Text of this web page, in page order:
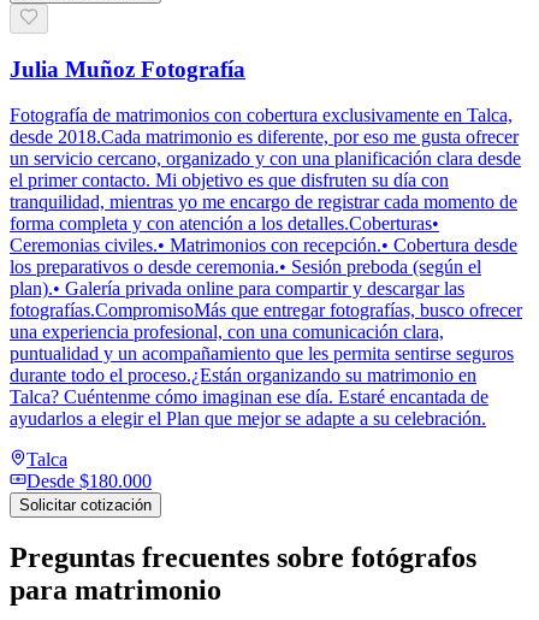
Julia Muñoz Fotografía
Fotografía de matrimonios con cobertura exclusivamente en Talca,
desde 2018.Cada matrimonio es diferente, por eso me gusta ofrecer
un servicio cercano, organizado y con una planificación clara desde
el primer contacto. Mi objetivo es que disfruten su día con
tranquilidad, mientras yo me encargo de registrar cada momento de
forma completa y con atención a los detalles.Coberturas•
Ceremonias civiles.• Matrimonios con recepción.• Cobertura desde
los preparativos o desde ceremonia.• Sesión preboda (según el
plan).• Galería privada online para compartir y descargar las
fotografías.CompromisoMás que entregar fotografías, busco ofrecer
una experiencia profesional, con una comunicación clara,
puntualidad y un acompañamiento que les permita sentirse seguros
durante todo el proceso.¿Están organizando su matrimonio en
Talca? Cuéntenme cómo imaginan ese día. Estaré encantada de
ayudarlos a elegir el Plan que mejor se adapte a su celebración.
Talca
Desde $180.000
Solicitar cotización
Preguntas frecuentes sobre fotógrafos
para matrimonio